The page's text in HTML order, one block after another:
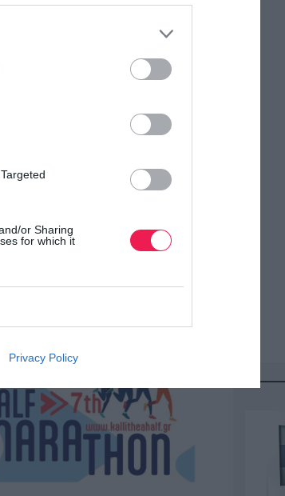
or Sharing
for which it
Privacy Policy